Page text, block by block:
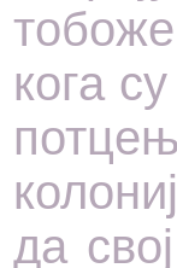
кога
да